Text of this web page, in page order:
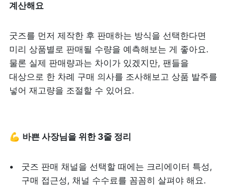
계산해요
굿즈를 먼저 제작한 후 판매하는 방식을 선택한다면
미리 상품별로 판매될 수량을 예측해보는 게 좋아요.
물론 실제 판매량과는 차이가 있겠지만, 팬들을
대상으로 한 차례 구매 의사를 조사해보고 상품 발주를
넣어 재고량을 조절할 수 있어요.
💪 바쁜 사장님을 위한 3줄 정리
굿즈 판매 채널을 선택할 때에는 크리에이터 특성,
구매 접근성, 채널 수수료를 꼼꼼히 살펴야 해요.